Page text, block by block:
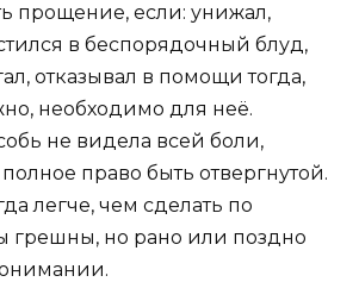
прощение, если: унижал,
в беспорядочный блуд,
отказывал в помощи тогда,
необходимо для неё.
не видела всей боли,
право быть отвергнутой.
легче, чем сделать по
грешны, но рано или поздно